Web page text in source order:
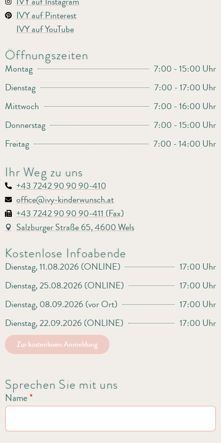
IVY auf Pinterest
IVY auf YouTube
Öffnungszeiten
Montag
7:00 - 15:00 Uhr
Dienstag
7:00 - 17:00 Uhr
Mittwoch
7:00 - 16:00 Uhr
Donnerstag
7:00 - 15:00 Uhr
Freitag
7:00 - 14:00 Uhr
Ihr Weg zu uns
+43 7242 90 90 90-410
office@ivy-kinderwunsch.at
+43 7242 90 90 90-411 (Fax)
Salzburger Straße 65, 4600 Wels
Kostenlose Infoabende
Dienstag, 11.08.2026 (ONLINE)
17:00 Uhr
Dienstag, 25.08.2026 (ONLINE)
17:00 Uhr
Dienstag, 08.09.2026 (vor Ort)
17:00 Uhr
Dienstag, 22.09.2026 (ONLINE)
17:00 Uhr
Zur kostenlosen Anmeldung
Sprechen Sie mit uns
Name*